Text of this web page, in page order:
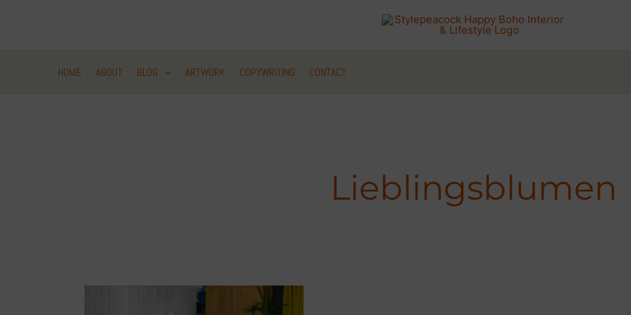
HOME ABOUT BLOG ARTWORK COPYWRITING CONTACT
Lieblingsblumen